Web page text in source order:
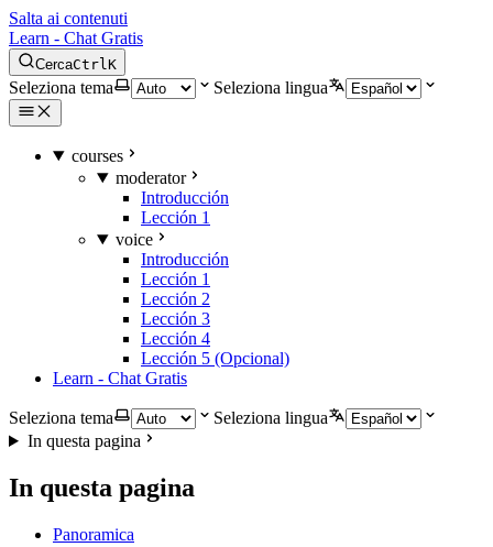
Salta ai contenuti
Learn - Chat Gratis
CercaCtrlK
Seleziona tema Seleziona lingua
courses
moderator
Introducción
Lección 1
voice
Introducción
Lección 1
Lección 2
Lección 3
Lección 4
Lección 5 (Opcional)
Learn - Chat Gratis
Seleziona tema
Seleziona lingua
In questa pagina
In questa pagina
Panoramica